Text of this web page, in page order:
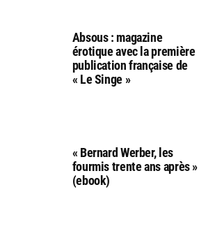
Absous : magazine
érotique avec la première
publication française de
« Le Singe »
« Bernard Werber, les
fourmis trente ans après »
(ebook)